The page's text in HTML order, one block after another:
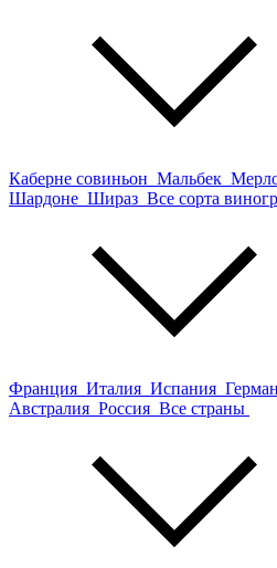
Каберне совиньон Мальбек
Шардоне Шираз Все сорта
Франция Италия Испания
Австралия Россия Все страны